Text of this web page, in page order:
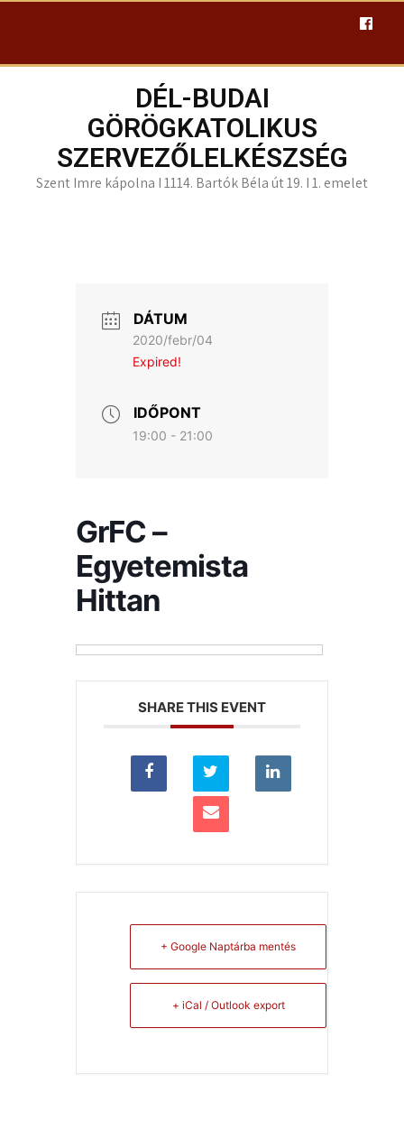
DÉL-BUDAI
GÖRÖGKATOLIKUS
SZERVEZŐLELKÉSZSÉG
Szent Imre kápolna I 1114. Bartók Béla út 19. I 1. emelet
DÁTUM
2020/febr/04
Expired!
IDŐPONT
19:00 - 21:00
GrFC –
Egyetemista
Hittan
SHARE THIS EVENT
+ Google Naptárba mentés
+ iCal / Outlook export